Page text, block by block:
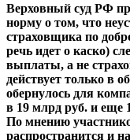
Верховный суд РФ
норму о том, что
страховщика по
речь идет о каско)
выплаты, а не
действует только в
обернулось для
в 19 млрд руб. и еще
По мнению
распространится и